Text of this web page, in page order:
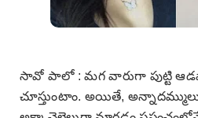
సావో పాలో : మగ వారుగా పుట్టి
చూస్తుంటాం. అయితే,